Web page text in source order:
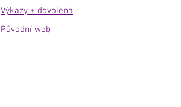
Výkazy + dovolená
Původní web